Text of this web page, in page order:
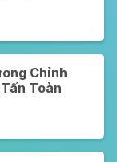
Chỉnh
Toàn